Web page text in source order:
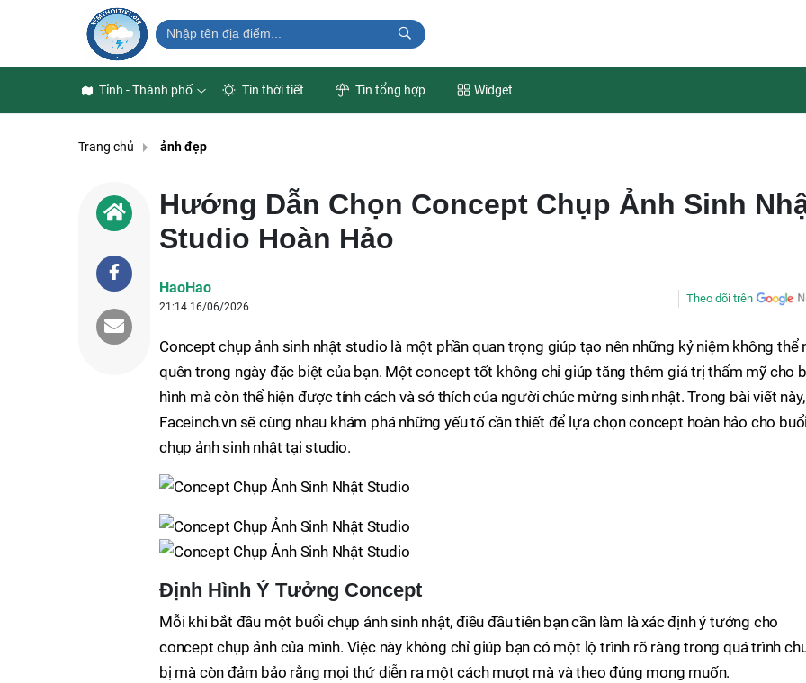
Tỉnh - Thành phố Tin thời tiết Tin tổng hợp Widget
Trang chủ ảnh đẹp
Hướng Dẫn Chọn Concept Chụp Ảnh Sinh
Studio Hoàn Hảo
HaoHao
21:14 16/06/2026
Theo dõi trên
Concept chụp ảnh sinh nhật studio là một phần quan trọng giúp tạo nên những kỷ niệm không thể
quên trong ngày đặc biệt của bạn. Một concept tốt không chỉ giúp tăng thêm giá trị thẩm mỹ cho
hình mà còn thể hiện được tính cách và sở thích của người chúc mừng sinh nhật. Trong bài viết này,
Faceinch.vn sẽ cùng nhau khám phá những yếu tố cần thiết để lựa chọn concept hoàn hảo cho buổi
chụp ảnh sinh nhật tại studio.
Định Hình Ý Tưởng Concept
Mỗi khi bắt đầu một buổi chụp ảnh sinh nhật, điều đầu tiên bạn cần làm là xác định ý tưởng cho
concept chụp ảnh của mình. Việc này không chỉ giúp bạn có một lộ trình rõ ràng trong quá trình
bị mà còn đảm bảo rằng mọi thứ diễn ra một cách mượt mà và theo đúng mong muốn.